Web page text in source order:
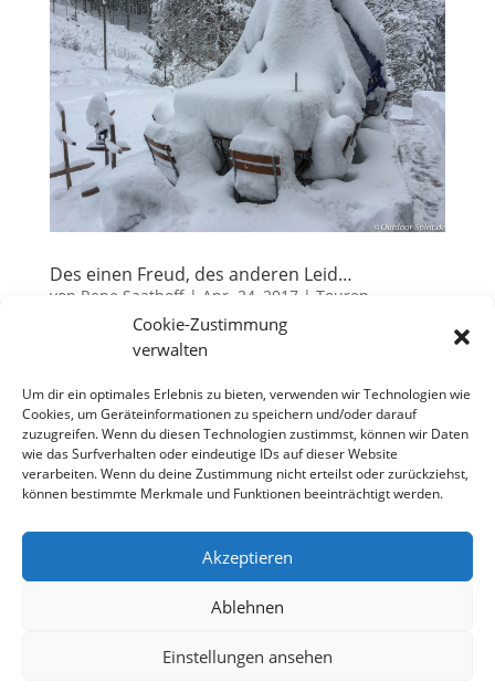
Cookie-Zustimmung
verwalten
Um dir ein optimales Erlebnis zu bieten, verwenden wir Technologien wie
Cookies, um Geräteinformationen zu speichern und/oder darauf
zuzugreifen. Wenn du diesen Technologien zustimmst, können wir Daten
wie das Surfverhalten oder eindeutige IDs auf dieser Website
verarbeiten. Wenn du deine Zustimmung nicht erteilst oder zurückziehst,
können bestimmte Merkmale und Funktionen beeinträchtigt werden.
Akzeptieren
Ablehnen
Einstellungen ansehen
Des einen Freud, des anderen Leid…
von Rene Saathoff| Apr. 24, 2017| Touren
Vergangene Ostern haben wir als Familie mal etwas
bevor hier Gerüchte entstehen – Nein, bei uns ist
familiär alles intakt. Es war halt nur so, dass die
fussballbegeisterte Hälfte der Familie zu einem
Turnier nach...
Datenschutzerklärung
Impressum
Cookie-Richtlinie (EU)